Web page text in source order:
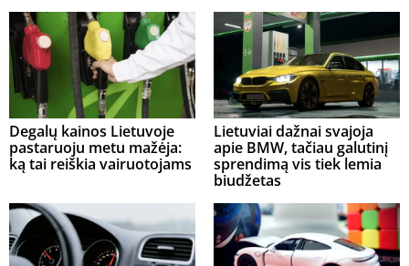
Degalų kainos Lietuvoje
pastaruoju metu mažėja:
ką tai reiškia vairuotojams
Lietuviai dažnai svajoja
apie BMW, tačiau galutinį
sprendimą vis tiek lemia
biudžetas